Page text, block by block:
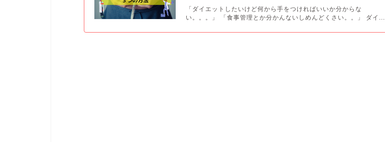
「ダイエットしたいけど何から手をつければいいか分からな
い。。。」 「食事管理とか分かんないしめんどくさい。。」 ダイ...